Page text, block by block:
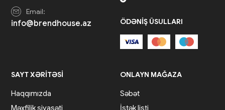
Email:
info@brendhouse.az
SAYT XƏRITƏSI
Haqqımızda
Məxfilik siyasəti
ONLAYN MAĞAZA
Səbət
İstək listi
ÖDƏNIŞ ÜSULLARI